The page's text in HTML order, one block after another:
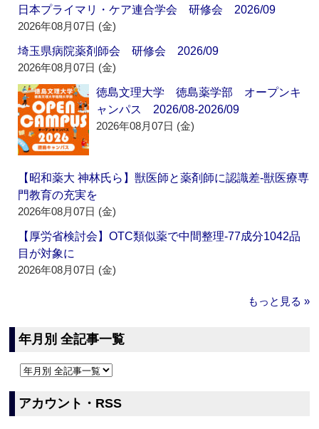
日本プライマリ・ケア連合学会 研修会 2026/09
2026年08月07日 (金)
埼玉県病院薬剤師会 研修会 2026/09
2026年08月07日 (金)
徳島文理大学 徳島薬学部 オープンキ
ャンパス 2026/08-2026/09
2026年08月07日 (金)
【昭和薬大 神林氏ら】獣医師と薬剤師に認識差‐獣医療専
門教育の充実を
2026年08月07日 (金)
【厚労省検討会】OTC類似薬で中間整理‐77成分1042品
目が対象に
2026年08月07日 (金)
もっと見る »
年月別 全記事一覧
アカウント・RSS